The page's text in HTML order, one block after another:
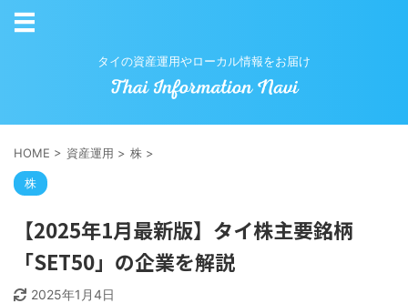
タイの資産運用やローカル情報をお届け
HOME > 資産運用 > 株 >
株
【2025年1月最新版】タイ株主要銘柄
「SET50」の企業を解説
2025年1月4日